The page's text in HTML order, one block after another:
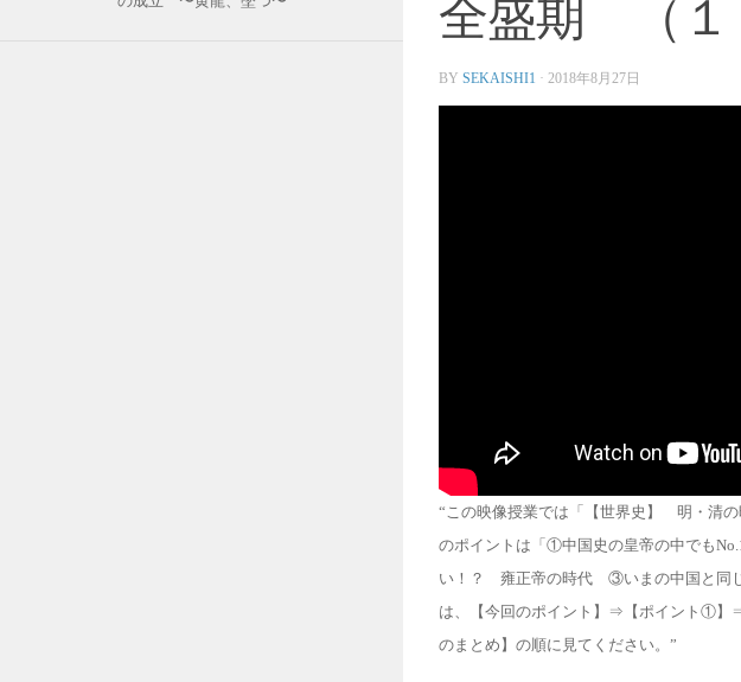
全盛期 （１
BY SEKAISHI1 · 2018年8月27日
“この映像授業では「【世界史】 明・清
のポイントは「①中国史の皇帝の中でも
い！？ 雍正帝の時代 ③いまの中国と同
は、【今回のポイント】⇒【ポイント①
のまとめ】の順に見てください。”